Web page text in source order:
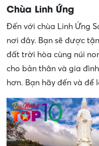
Chùa Linh Ứng
Đến với chùa Linh Ứng
nơi đây. Bạn sẽ được
đất trời hòa cùng núi
cho bản thân và gia
hơn. Bạn hãy đến và